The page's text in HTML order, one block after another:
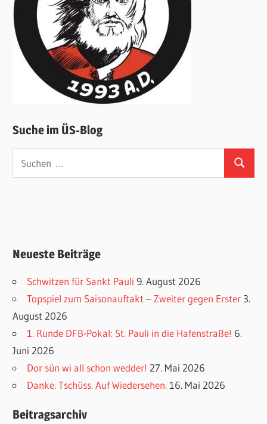
Suche im ÜS-Blog
Suchen
Neueste Beiträge
Schwitzen für Sankt Pauli 9. August 2026
Topspiel zum Saisonauftakt – Zweiter gegen Erster 3.
August 2026
1. Runde DFB-Pokal: St. Pauli in die Hafenstraße! 6.
Juni 2026
Dor sün wi all schon wedder! 27. Mai 2026
Danke. Tschüss. Auf Wiedersehen. 16. Mai 2026
Beitragsarchiv